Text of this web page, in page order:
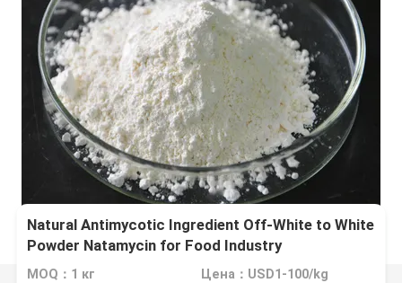
Natural Antimycotic Ingredient Off-White to White
Powder Natamycin for Food Industry
MOQ：1 кг Цена：USD1-100/kg